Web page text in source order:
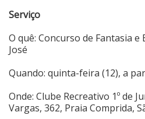
Serviço
O quê: Concurso de Fantasia e
José
Quando: quinta-feira (12), a
Onde: Clube Recreativo 1º de
Vargas, 362, Praia Comprida,